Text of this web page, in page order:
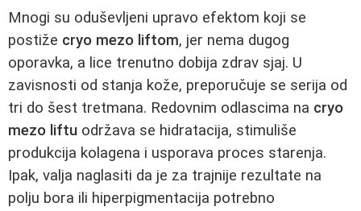
Mnogi su oduševljeni upravo efektom koji se
postiže cryo mezo liftom, jer nema dugog
oporavka, a lice trenutno dobija zdrav sjaj. U
zavisnosti od stanja kože, preporučuje se serija od
tri do šest tretmana. Redovnim odlascima na cryo
mezo liftu održava se hidratacija, stimuliše
produkcija kolagena i usporava proces starenja.
Ipak, valja naglasiti da je za trajnije rezultate na
polju bora ili hiperpigmentacija potrebno